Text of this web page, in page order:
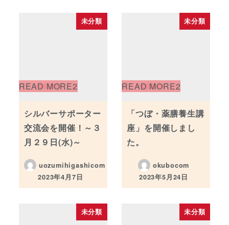
未分類
シルバーサポーター
交流会を開催！～３
月２９日(水)～
uozumihigashicom
投稿日
2023年4月7日
未分類
「つぼ・薬膳養生講
座」を開催しまし
た。
okubocom
投稿日
2023年5月24日
未分類 未分類